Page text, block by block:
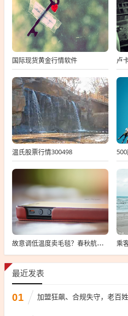
国际现货黄金行情软件
温氏股票行情300498
故意调低温度卖毛毯？春秋航空回应，故意调低温度卖毛毯回应
最近发表
01 加盟狂飙、合规失守，老百